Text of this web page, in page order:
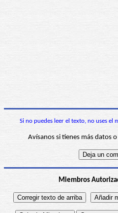
Si no puedes leer el texto, no uses el
Avísanos si tienes más datos
Miembros